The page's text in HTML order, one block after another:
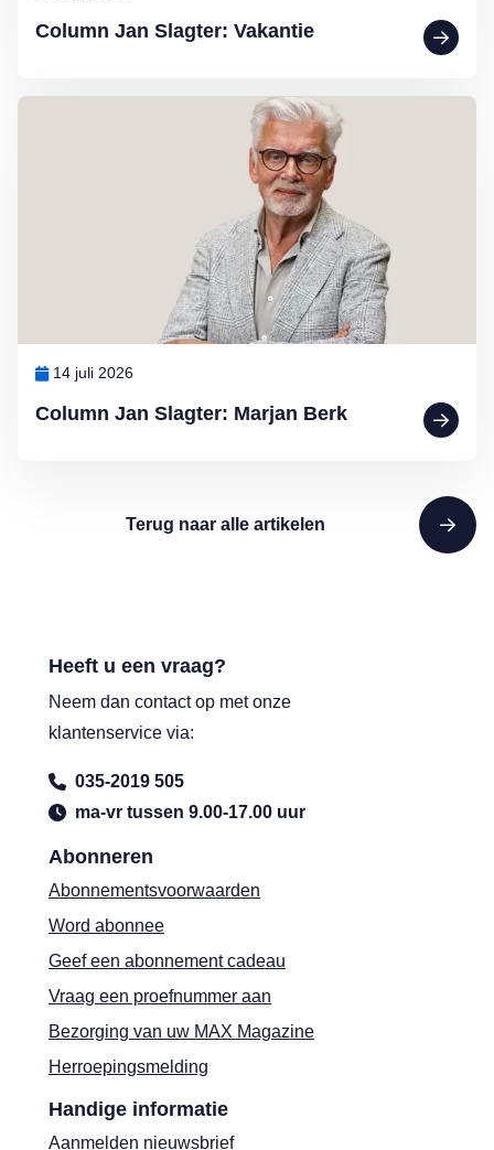
Column Jan Slagter: Vakantie
Column Jan Slagter: Marjan Berk
14 juli 2026
Lees meer over Column Jan Slagter: Marjan Berk
Terug naar alle artikelen
Abonneren
Abonnementsvoorwaarden
Word abonnee
Geef een abonnement cadeau
Vraag een proefnummer aan
Bezorging van uw MAX Magazine
Herroepingsmelding
Handige informatie
Aanmelden nieuwsbrief
Heeft u een vraag?
Neem dan contact op met onze
klantenservice via:
035-2019 505
ma-vr tussen 9.00-17.00 uur